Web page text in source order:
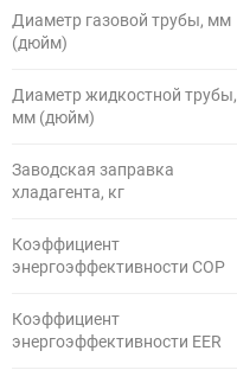
Диаметр газовой трубы, мм
(дюйм)
Диаметр жидкостной трубы,
мм (дюйм)
Заводская заправка
хладагента, кг
Коэффициент
энергоэффективности COP
Коэффициент
энергоэффективности EER